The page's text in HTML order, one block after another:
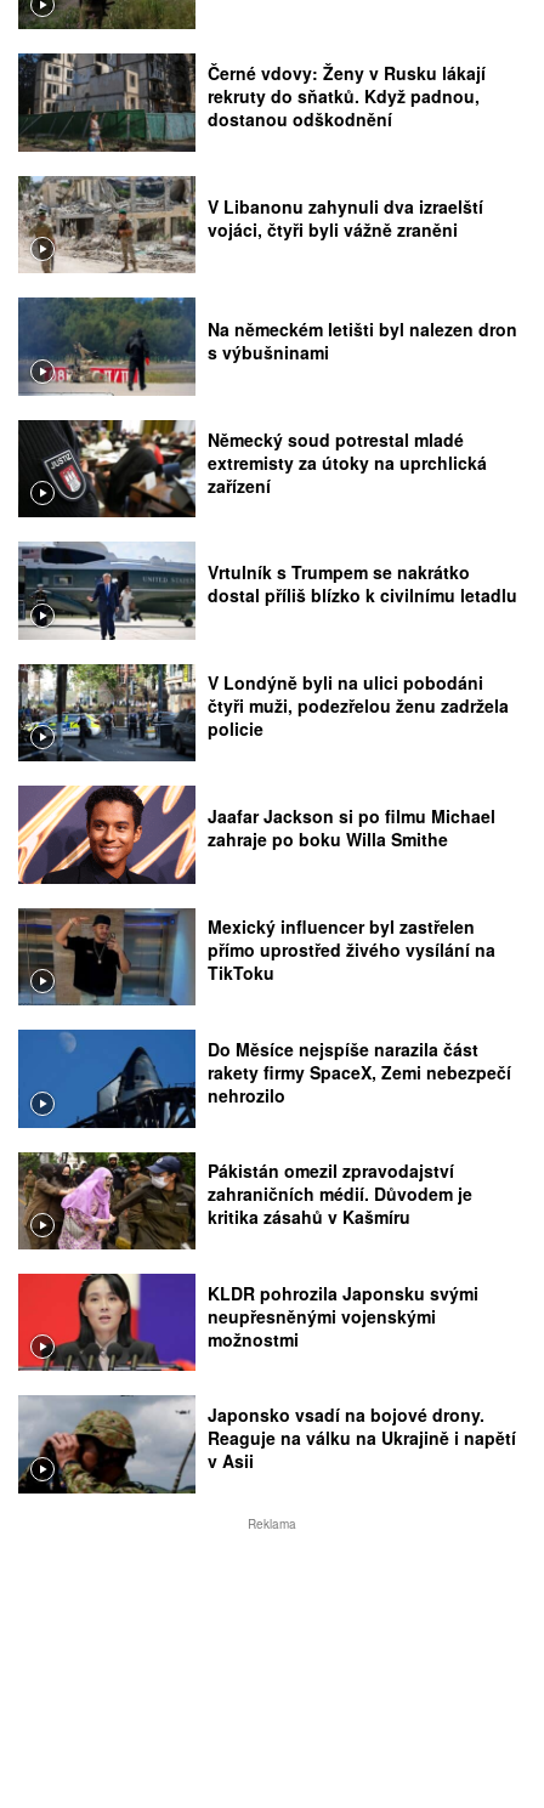
Černé vdovy: Ženy v Rusku lákají
rekruty do sňatků. Když padnou,
dostanou odškodnění
V Libanonu zahynuli dva izraelští
vojáci, čtyři byli vážně zraněni
Na německém letišti byl nalezen dron
s výbušninami
Německý soud potrestal mladé
extremisty za útoky na uprchlická
zařízení
Vrtulník s Trumpem se nakrátko
dostal příliš blízko k civilnímu letadlu
V Londýně byli na ulici pobodáni
čtyři muži, podezřelou ženu zadržela
policie
Jaafar Jackson si po filmu Michael
zahraje po boku Willa Smithe
Mexický influencer byl zastřelen
přímo uprostřed živého vysílání na
TikToku
Do Měsíce nejspíše narazila část
rakety firmy SpaceX, Zemi nebezpečí
nehrozilo
Pákistán omezil zpravodajství
zahraničních médií. Důvodem je
kritika zásahů v Kašmíru
KLDR pohrozila Japonsku svými
neupřesněnými vojenskými
možnostmi
Japonsko vsadí na bojové drony.
Reaguje na válku na Ukrajině i napětí
v Asii
Reklama